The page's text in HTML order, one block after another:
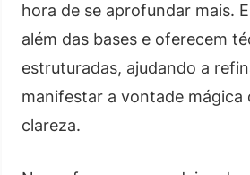
hora de se aprofundar mais.
além das bases e oferecem
estruturadas, ajudando a
manifestar a vontade mágica
clareza.